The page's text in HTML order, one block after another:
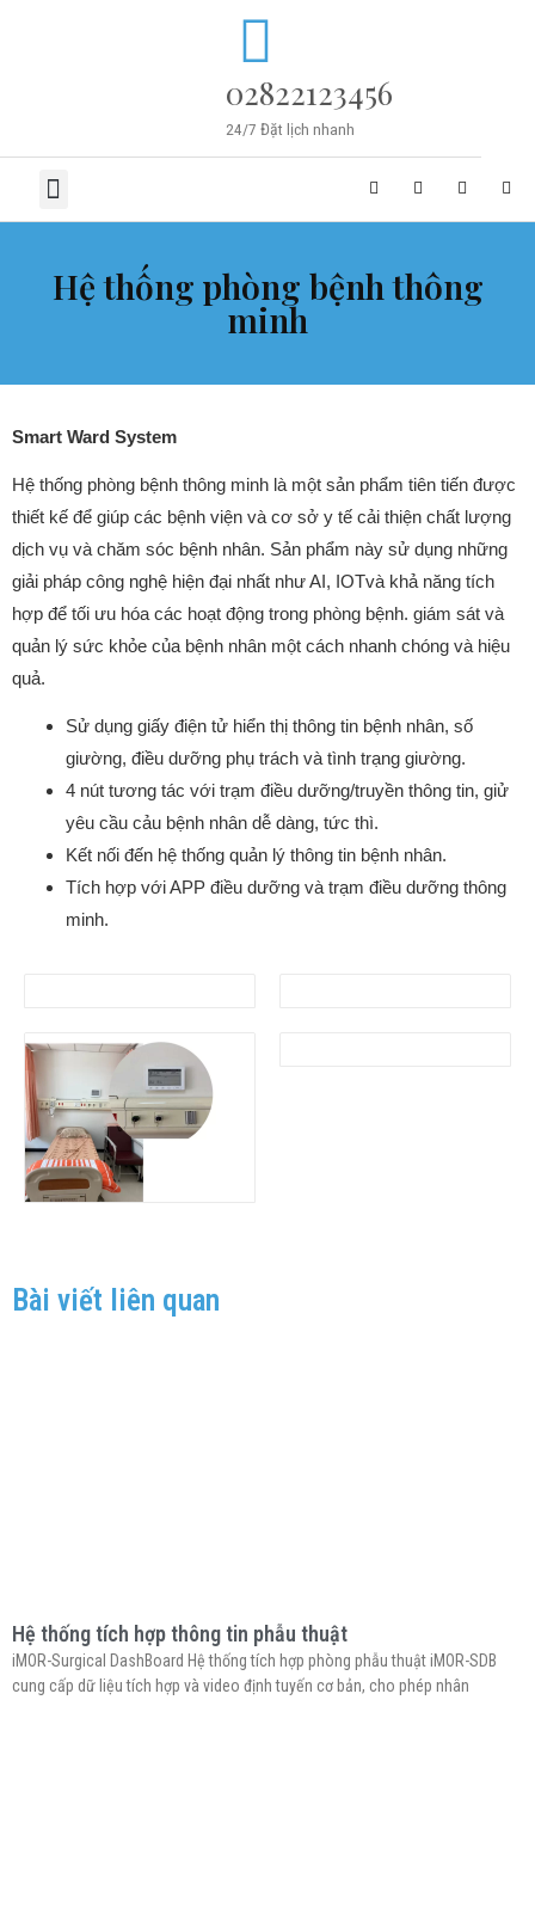
02822123456
24/7 Đặt lịch nhanh
Hệ thống phòng bệnh thông
minh
Smart Ward System
Hệ thống phòng bệnh thông minh là một sản phẩm tiên tiến được
thiết kế để giúp các bệnh viện và cơ sở y tế cải thiện chất lượng
dịch vụ và chăm sóc bệnh nhân. Sản phẩm này sử dụng những
giải pháp công nghệ hiện đại nhất như AI, IOTvà khả năng tích
hợp để tối ưu hóa các hoạt động trong phòng bệnh. giám sát và
quản lý sức khỏe của bệnh nhân một cách nhanh chóng và hiệu
quả.
Sử dụng giấy điện tử hiển thị thông tin bệnh nhân, số
giường, điều dưỡng phụ trách và tình trạng giường.
4 nút tương tác với trạm điều dưỡng/truyền thông tin, giử
yêu cầu cảu bệnh nhân dễ dàng, tức thì.
Kết nối đến hệ thống quản lý thông tin bệnh nhân.
Tích hợp với APP điều dưỡng và trạm điều dưỡng thông
minh.
Bài viết liên quan
Hệ thống tích hợp thông tin phẫu thuật
iMOR-Surgical DashBoard Hệ thống tích hợp phòng phẫu thuật iMOR-SDB
cung cấp dữ liệu tích hợp và video định tuyến cơ bản, cho phép nhân